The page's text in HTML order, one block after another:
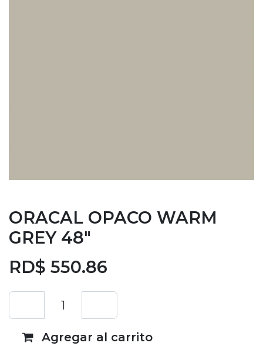
ORACAL OPACO WARM
GREY 48"
RD$ 550.86
Agregar al carrito